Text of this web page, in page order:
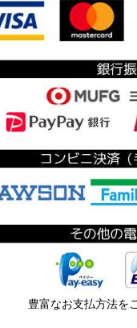
豊富なお支払方法を